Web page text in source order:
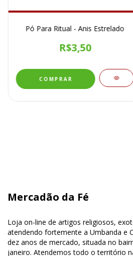
Pó Para Ritual - Anis Estrelado
R$3,50
Mercadão da Fé
Loja on-line de artigos religiosos,
atendendo fortemente a Umbanda e
dez anos de mercado, situada no
janeiro. Atendemos todo o território